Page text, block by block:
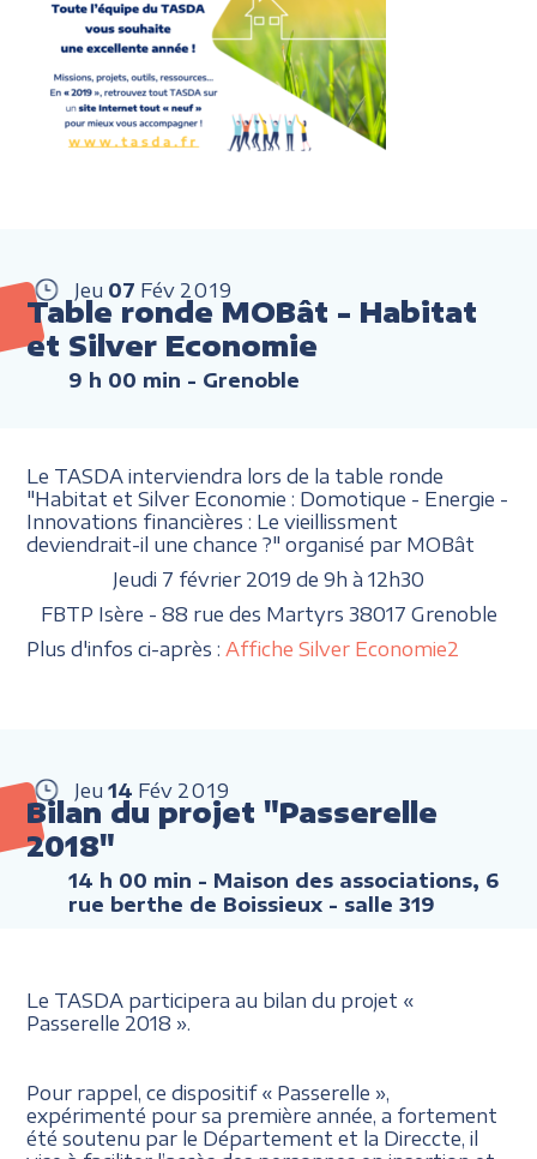
Jeu 07 Fév 2019
Table ronde MOBât - Habitat
et Silver Economie
9 h 00 min - Grenoble
Le TASDA interviendra lors de la table ronde
"Habitat et Silver Economie : Domotique - Energie -
Innovations financières : Le vieillissment
deviendrait-il une chance ?" organisé par MOBât
Jeudi 7 février 2019 de 9h à 12h30
FBTP Isère - 88 rue des Martyrs 38017 Grenoble
Plus d'infos ci-après : Affiche Silver Economie2
Jeu 14 Fév 2019
Bilan du projet "Passerelle
2018"
14 h 00 min - Maison des associations, 6
rue berthe de Boissieux - salle 319
Le TASDA participera au bilan du projet «
Passerelle 2018 ».
Pour rappel, ce dispositif « Passerelle »,
expérimenté pour sa première année, a fortement
été soutenu par le Département et la Direccte, il